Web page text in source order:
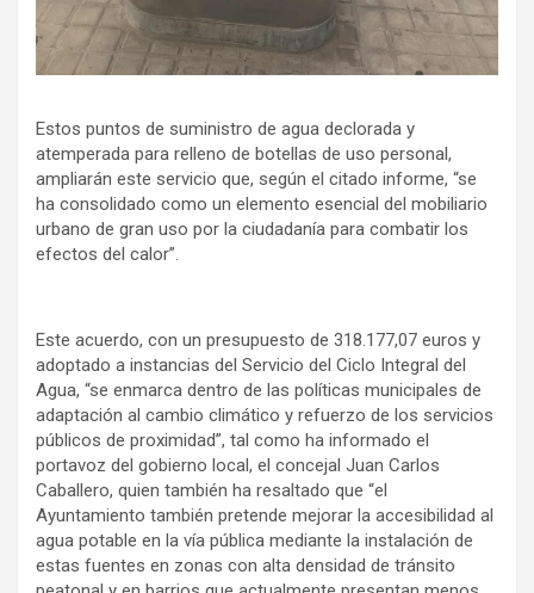
Estos puntos de suministro de agua declorada y
atemperada para relleno de botellas de uso personal,
ampliarán este servicio que, según el citado informe, “se
ha consolidado como un elemento esencial del mobiliario
urbano de gran uso por la ciudadanía para combatir los
efectos del calor”.
Este acuerdo, con un presupuesto de 318.177,07 euros y
adoptado a instancias del Servicio del Ciclo Integral del
Agua, “se enmarca dentro de las políticas municipales de
adaptación al cambio climático y refuerzo de los servicios
públicos de proximidad”, tal como ha informado el
portavoz del gobierno local, el concejal Juan Carlos
Caballero, quien también ha resaltado que “el
Ayuntamiento también pretende mejorar la accesibilidad al
agua potable en la vía pública mediante la instalación de
estas fuentes en zonas con alta densidad de tránsito